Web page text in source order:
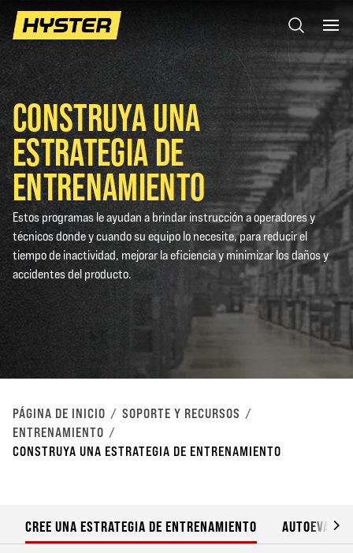
CONSTRUYA UNA
ESTRATEGIA DE
ENTRENAMIENTO
Estos programas le ayudan a brindar instrucción a operadores y
técnicos donde y cuando su equipo lo necesite, para reducir el
tiempo de inactividad, mejorar la eficiencia y minimizar los daños y
accidentes del producto.
PÁGINA DE INICIO
SOPORTE Y RECURSOS
ENTRENAMIENTO
CONSTRUYA UNA ESTRATEGIA DE ENTRENAMIENTO
CREE UNA ESTRATEGIA DE ENTRENAMIENTO